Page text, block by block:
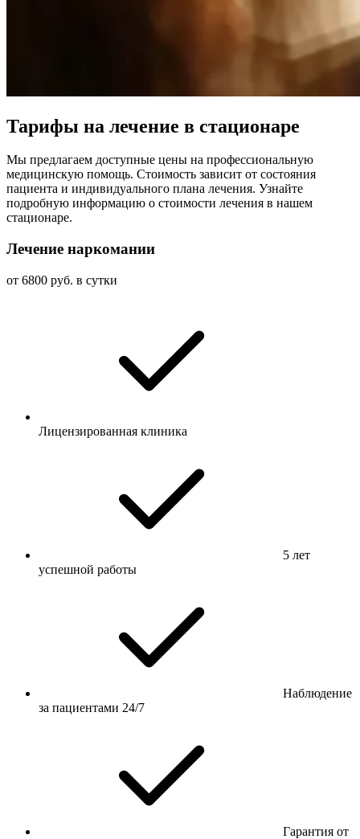
Тарифы на лечение в стационаре
Мы предлагаем доступные цены на профессиональную
медицинскую помощь. Стоимость зависит от состояния
пациента и индивидуального плана лечения. Узнайте
подробную информацию о стоимости лечения в нашем
стационаре.
Лечение наркомании
от 6800 руб. в сутки
Лицензированная клиника
5 лет
успешной работы
Наблюдение
за пациентами 24/7
Гарантия от